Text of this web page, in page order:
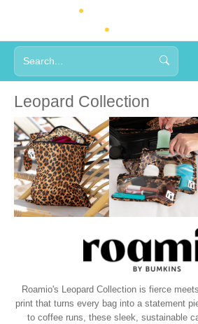
Leopard Collection
Roamio's Leopard Collection is fierce
print that turns every bag into a statement
to coffee runs, these sleek, sustainable